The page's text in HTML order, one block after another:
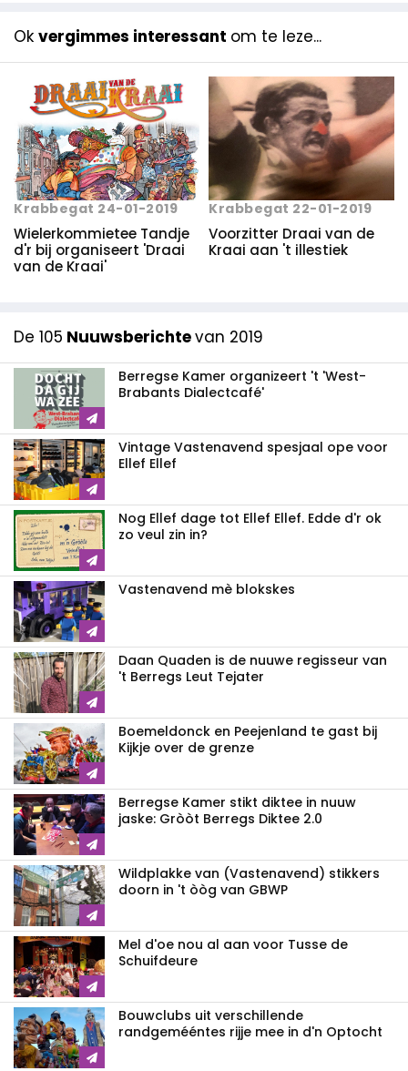
Ok vergimmes interessant om te leze...
Krabbegat 24-01-2019
Wielerkommietee Tandje
d'r bij organiseert 'Draai
van de Kraai'
Krabbegat 22-01-2019
Voorzitter Draai van de
Kraai aan 't illestiek
De 105 Nuuwsberichtevan 2019
Berregse Kamer organizeert 't 'West-
Brabants Dialectcafé'
Vintage Vastenavend spesjaal ope voor
Ellef Ellef
Nog Ellef dage tot Ellef Ellef. Edde d'r ok
zo veul zin in?
Vastenavend mè blokskes
Daan Quaden is de nuuwe regisseur van
't Berregs Leut Tejater
Boemeldonck en Peejenland te gast bij
Kijkje over de grenze
Berregse Kamer stikt diktee in nuuw
jaske: Gròòt Berregs Diktee 2.0
Wildplakke van (Vastenavend) stikkers
doorn in 't òòg van GBWP
Mel d'oe nou al aan voor Tusse de
Schuifdeure
Bouwclubs uit verschillende
randgemééntes rijje mee in d'n Optocht